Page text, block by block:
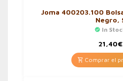
Joma 400203.100
Negro,
In
21,40€
Comprar el